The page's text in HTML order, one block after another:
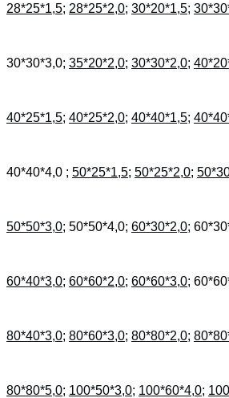
28*25*1,5; 28*25*2,0; 30*20*1,5;
30*30*3,0; 35*20*2,0; 30*30*2,0;
40*25*1,5; 40*25*2,0; 40*40*1,5;
40*40*4,0 ; 50*25*1,5; 50*25*2,0;
50*50*3,0; 50*50*4,0; 60*30*2,0;
60*40*3,0; 60*60*2,0; 60*60*3,0;
80*40*3,0; 80*60*3,0; 80*80*2,0;
80*80*5,0; 100*50*3,0; 100*60*4,0;